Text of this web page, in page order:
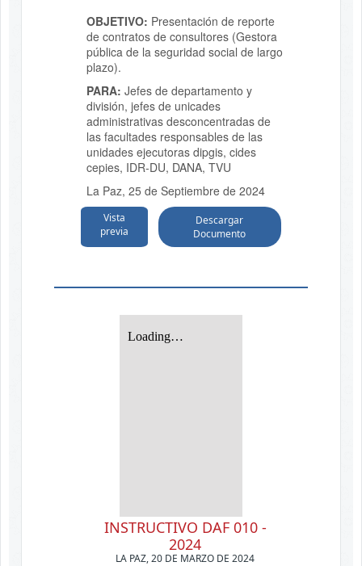
OBJETIVO: Presentación de reporte
de contratos de consultores (Gestora
pública de la seguridad social de largo
plazo).
PARA: Jefes de departamento y
división, jefes de unicades
administrativas desconcentradas de
las facultades responsables de las
unidades ejecutoras dipgis, cides
cepies, IDR-DU, DANA, TVU
La Paz, 25 de Septiembre de 2024
Vista
previa
Descargar
Documento
INSTRUCTIVO DAF 010 -
2024
LA PAZ, 20 DE MARZO DE 2024